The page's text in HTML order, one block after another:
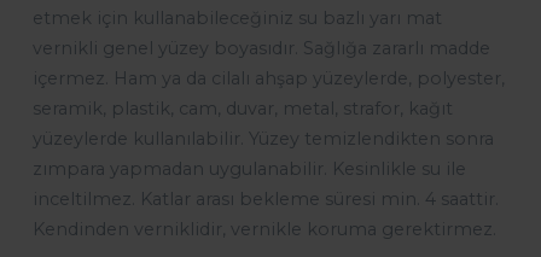
etmek için kullanabileceğiniz su bazlı yarı mat
vernikli genel yüzey boyasıdır. Sağlığa zararlı madde
içermez. Ham ya da cilalı ahşap yüzeylerde, polyester,
seramik, plastik, cam, duvar, metal, strafor, kağıt
yüzeylerde kullanılabilir. Yüzey temizlendikten sonra
zımpara yapmadan uygulanabilir. Kesinlikle su ile
inceltilmez. Katlar arası bekleme süresi min. 4 saattir.
Kendinden verniklidir, vernikle koruma gerektirmez.